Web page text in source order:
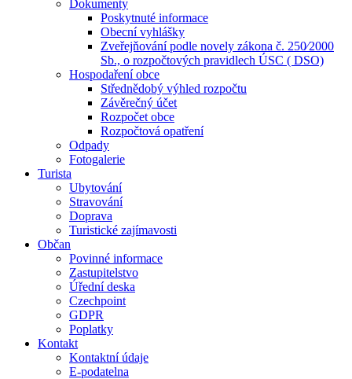
Dokumenty
Poskytnuté informace
Obecní vyhlášky
Zveřejňování podle novely zákona č. 250⁄2000
Sb., o rozpočtových pravidlech ÚSC ( DSO)
Hospodaření obce
Střednědobý výhled rozpočtu
Závěrečný účet
Rozpočet obce
Rozpočtová opatření
Odpady
Fotogalerie
Turista
Ubytování
Stravování
Doprava
Turistické zajímavosti
Občan
Povinné informace
Zastupitelstvo
Úřední deska
Czechpoint
GDPR
Poplatky
Kontakt
Kontaktní údaje
E-podatelna